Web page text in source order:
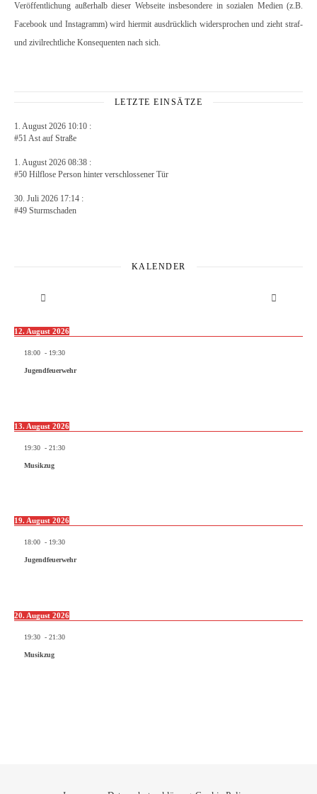
Veröffentlichung außerhalb dieser Webseite insbesondere in sozialen Medien (z.B.
Facebook und Instagramm) wird hiermit ausdrücklich widersprochen und zieht straf-
und zivilrechtliche Konsequenten nach sich.
LETZTE EINSÄTZE
1. August 2026 10:10 :
#51 Ast auf Straße
1. August 2026 08:38 :
#50 Hilflose Person hinter verschlossener Tür
30. Juli 2026 17:14 :
#49 Sturmschaden
KALENDER
12. August 2026
18:00 - 19:30
Jugendfeuerwehr
13. August 2026
19:30 - 21:30
Musikzug
19. August 2026
18:00 - 19:30
Jugendfeuerwehr
20. August 2026
19:30 - 21:30
Musikzug